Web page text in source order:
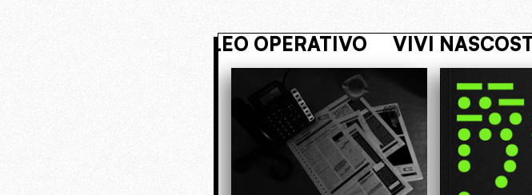
VIVI NASCOSTO. ENTRA NEL NUCLEO OPERATIVO